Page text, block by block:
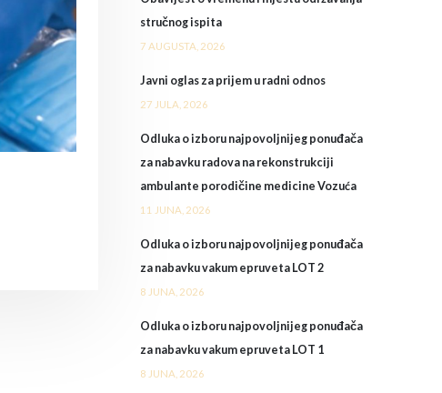
stručnog ispita
7 AUGUSTA, 2026
Javni oglas za prijem u radni odnos
27 JULA, 2026
Odluka o izboru najpovoljnijeg ponuđača
za nabavku radova na rekonstrukciji
ambulante porodičine medicine Vozuća
11 JUNA, 2026
Odluka o izboru najpovoljnijeg ponuđača
za nabavku vakum epruveta LOT 2
8 JUNA, 2026
Odluka o izboru najpovoljnijeg ponuđača
za nabavku vakum epruveta LOT 1
8 JUNA, 2026